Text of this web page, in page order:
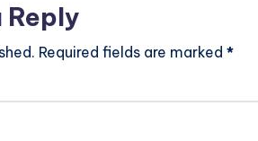
Reply
Required fields are marked *